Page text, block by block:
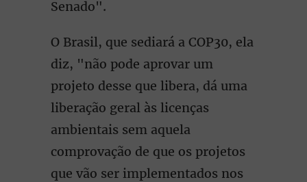
Senado".
O Brasil, que sediará a COP30, ela
diz, "não pode aprovar um
projeto desse que libera, dá uma
liberação geral às licenças
ambientais sem aquela
comprovação de que os projetos
que vão ser implementados nos